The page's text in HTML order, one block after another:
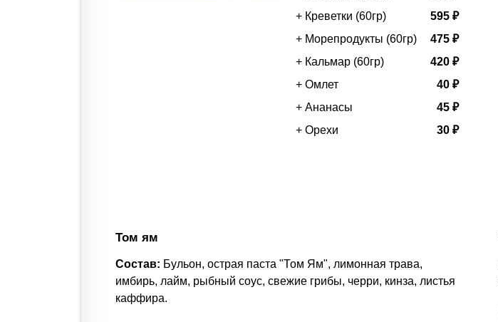
+ Креветки (60гр)
595 ₽
+ Морепродукты (60гр)
475 ₽
+ Кальмар (60гр)
420 ₽
+ Омлет
40 ₽
+ Ананасы
45 ₽
+ Орехи
30 ₽
Том ям
Состав: Бульон, острая паста "Том Ям", лимонная трава,
имбирь, лайм, рыбный соус, свежие грибы, черри, кинза, листья
каффира.